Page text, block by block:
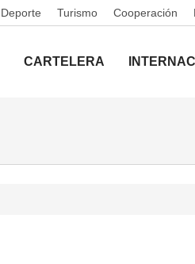
Deporte Turismo Cooperación
CARTELERA